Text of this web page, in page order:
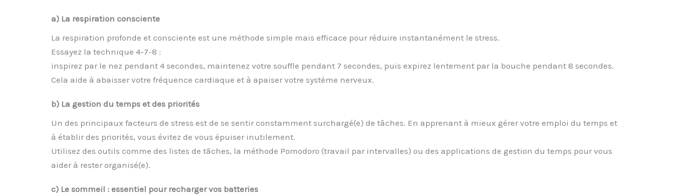
a) La respiration consciente
La respiration profonde et consciente est une méthode simple mais efficace pour réduire instantanément le stress.
Essayez la technique 4-7-8 :
inspirez par le nez pendant 4 secondes, maintenez votre souffle pendant 7 secondes, puis expirez lentement par la bouche pendant 8 secondes.
Cela aide à abaisser votre fréquence cardiaque et à apaiser votre système nerveux.
b) La gestion du temps et des priorités
Un des principaux facteurs de stress est de se sentir constamment surchargé(e) de tâches. En apprenant à mieux gérer votre emploi du temps et
à établir des priorités, vous évitez de vous épuiser inutilement.
Utilisez des outils comme des listes de tâches, la méthode Pomodoro (travail par intervalles) ou des applications de gestion du temps pour vous
aider à rester organisé(e).
c) Le sommeil : essentiel pour recharger vos batteries